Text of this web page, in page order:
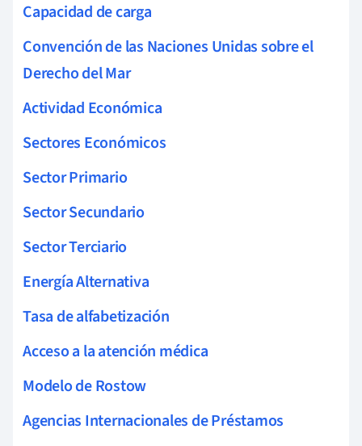
Capacidad de carga
Convención de las Naciones Unidas sobre el
Derecho del Mar
Actividad Económica
Sectores Económicos
Sector Primario
Sector Secundario
Sector Terciario
Energía Alternativa
Tasa de alfabetización
Acceso a la atención médica
Modelo de Rostow
Agencias Internacionales de Préstamos